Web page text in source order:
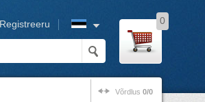
Registreeru 0
Võrdlus 0/0